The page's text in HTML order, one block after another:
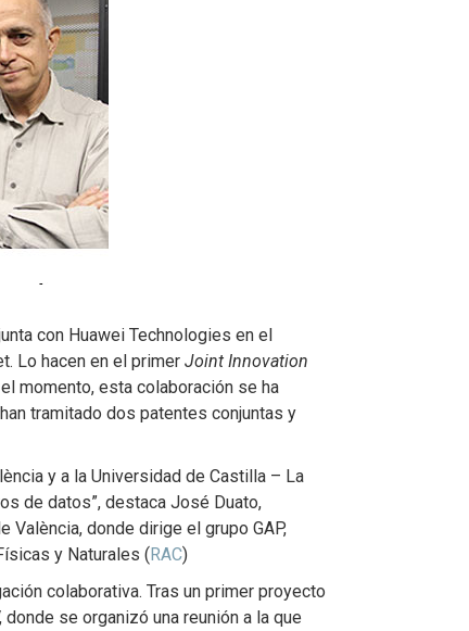
con Huawei Technologies en el
Lo hacen en el primer Joint Innovation
momento, esta colaboración se ha
tramitado dos patentes conjuntas y
y a la Universidad de Castilla – La
de datos”, destaca José Duato,
València, donde dirige el grupo GAP,
y Naturales (RAC)
colaborativa. Tras un primer proyecto
se organizó una reunión a la que